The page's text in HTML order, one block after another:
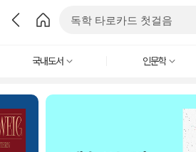
국내도서 인문학